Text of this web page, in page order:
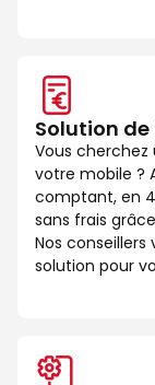
Solution
Vous
votre mobile ?
comptant, en
sans frais
Nos
solution pour